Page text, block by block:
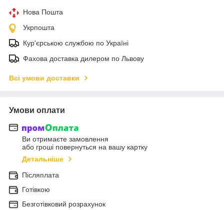
Нова Пошта
Укрпошта
Кур'єрською службою по Україні
Фахова доставка дилером по Львову
Всі умови доставки
Умови оплати
Ви отримаєте замовлення
або гроші повернуться на вашу картку
Детальніше
Післяплата
Готівкою
Безготівковий розрахунок